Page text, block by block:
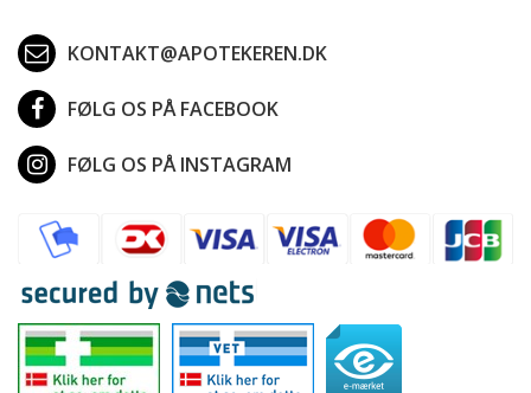
KONTAKT@APOTEKEREN.DK
FØLG OS PÅ FACEBOOK
FØLG OS PÅ INSTAGRAM